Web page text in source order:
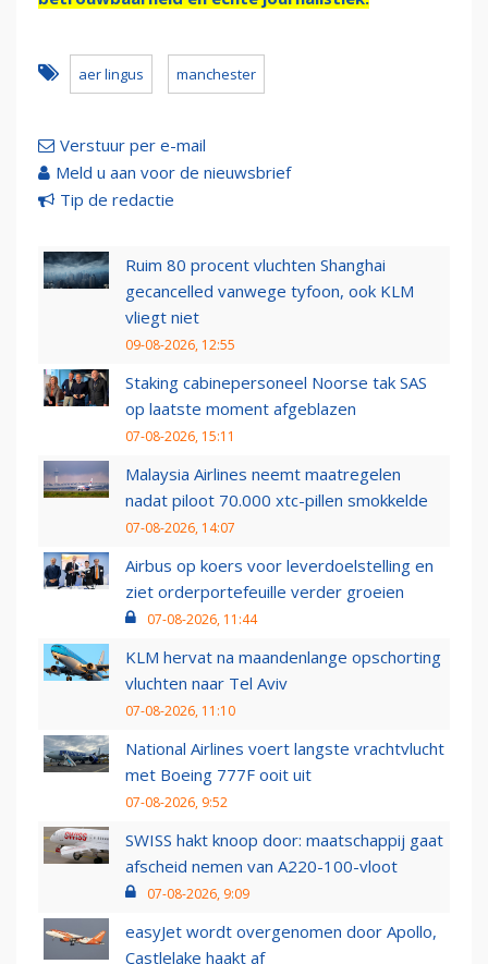
aer lingus manchester
Verstuur per e-mail
Meld u aan voor de nieuwsbrief
Tip de redactie
Ruim 80 procent vluchten Shanghai
gecancelled vanwege tyfoon, ook KLM
vliegt niet
09-08-2026, 12:55
Staking cabinepersoneel Noorse tak SAS
op laatste moment afgeblazen
07-08-2026, 15:11
Malaysia Airlines neemt maatregelen
nadat piloot 70.000 xtc-pillen smokkelde
07-08-2026, 14:07
Airbus op koers voor leverdoelstelling en
ziet orderportefeuille verder groeien
07-08-2026, 11:44
KLM hervat na maandenlange opschorting
vluchten naar Tel Aviv
07-08-2026, 11:10
National Airlines voert langste vrachtvlucht
met Boeing 777F ooit uit
07-08-2026, 9:52
SWISS hakt knoop door: maatschappij gaat
afscheid nemen van A220-100-vloot
07-08-2026, 9:09
easyJet wordt overgenomen door Apollo,
Castlelake haakt af